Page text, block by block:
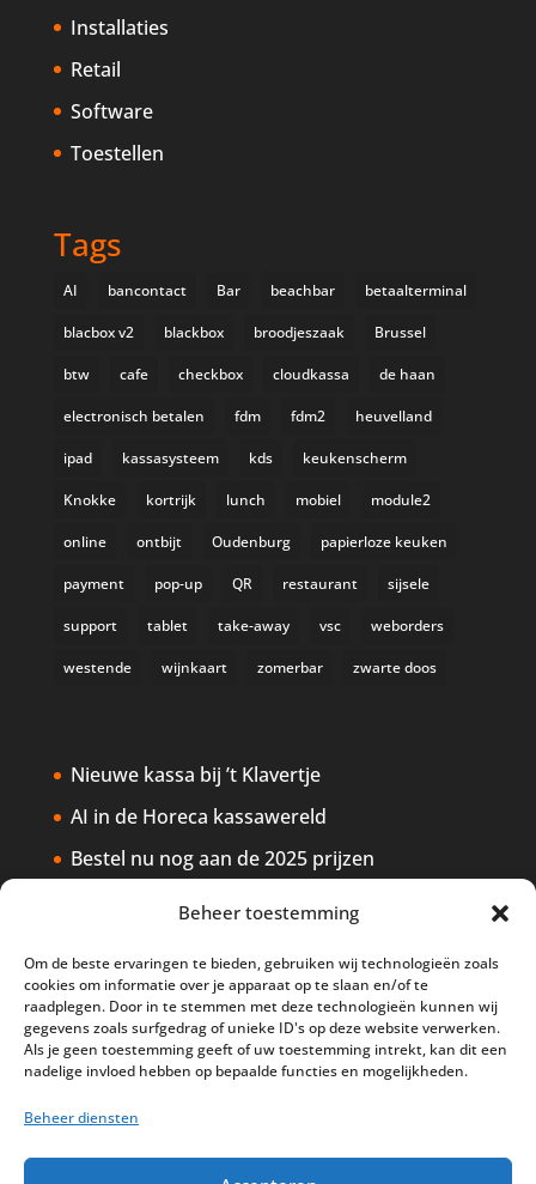
Beheer toestemming
Om de beste ervaringen te bieden, gebruiken wij technologieën zoals
cookies om informatie over je apparaat op te slaan en/of te
raadplegen. Door in te stemmen met deze technologieën kunnen wij
gegevens zoals surfgedrag of unieke ID's op deze website verwerken.
Als je geen toestemming geeft of uw toestemming intrekt, kan dit een
nadelige invloed hebben op bepaalde functies en mogelijkheden.
Beheer diensten
Installaties
Retail
Software
Toestellen
Tags
AI bancontact Bar beachbar betaalterminal
blacbox v2 blackbox broodjeszaak Brussel
btw cafe checkbox cloudkassa de haan
electronisch betalen fdm fdm2 heuvelland
ipad kassasysteem kds keukenscherm
Knokke kortrijk lunch mobiel module2
online ontbijt Oudenburg papierloze keuken
payment pop-up QR restaurant sijsele
support tablet take-away vsc weborders
westende wijnkaart zomerbar zwarte doos
Nieuwe kassa bij ’t Klavertje
AI in de Horeca kassawereld
Bestel nu nog aan de 2025 prijzen
Safran Palace start met nieuw
BTW aanpassingen HoReCa vanaf 1
maart 2026
Disclaimer Privacy Sitemap